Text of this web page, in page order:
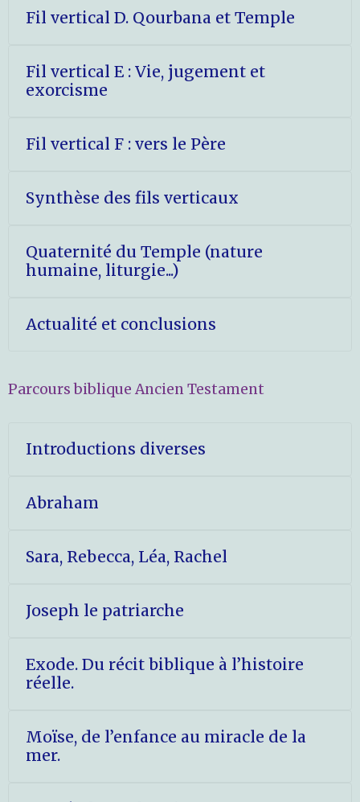
Fil vertical D. Qourbana et Temple
Fil vertical E : Vie, jugement et
exorcisme
Fil vertical F : vers le Père
Synthèse des fils verticaux
Quaternité du Temple (nature
humaine, liturgie...)
Actualité et conclusions
Parcours biblique Ancien Testament
Introductions diverses
Abraham
Sara, Rebecca, Léa, Rachel
Joseph le patriarche
Exode. Du récit biblique à l’histoire
réelle.
Moïse, de l’enfance au miracle de la
mer.